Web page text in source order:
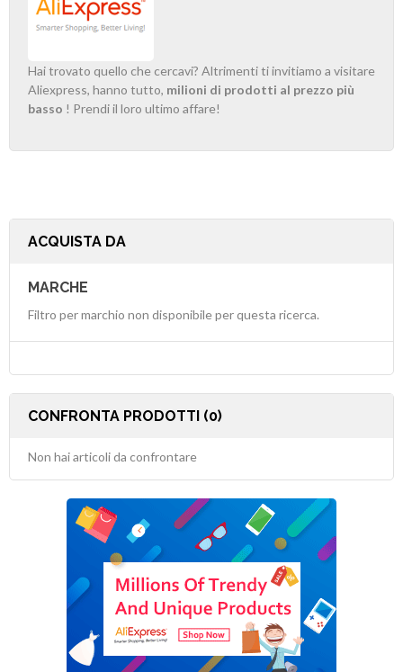
Hai trovato quello che cercavi? Altrimenti ti invitiamo a visitare
Aliexpress, hanno tutto, milioni di prodotti al prezzo più
basso ! Prendi il loro ultimo affare!
ACQUISTA DA
MARCHE
Filtro per marchio non disponibile per questa ricerca.
CONFRONTA PRODOTTI (0)
Non hai articoli da confrontare